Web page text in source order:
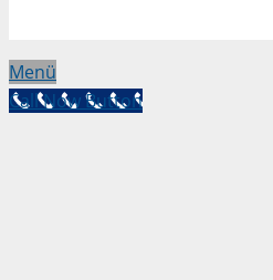
Menü
Call Now Button